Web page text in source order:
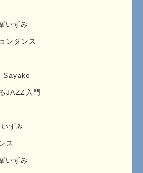
いずみ
ンダンス
Sayako
JAZZ入門
ずみ
ス
いずみ